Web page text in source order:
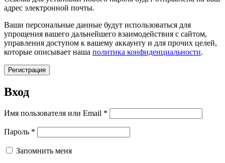
адрес электронной почты.
Ваши персональные данные будут использоваться для
упрощения вашего дальнейшего взаимодействия с сайтом,
управления доступом к вашему аккаунту и для прочих целей,
которые описывает наша политика конфиденциальности.
Регистрация
Вход
Имя пользователя или Email *
Пароль *
Запомнить меня